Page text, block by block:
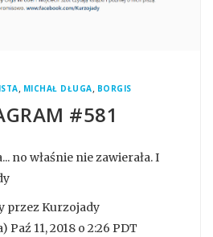
, MICHAŁ DŁUGA, BORGIS
#581
no właśnie nie zawierała. I
przez Kurzojady
Paź 11, 2018 o 2:26 PDT